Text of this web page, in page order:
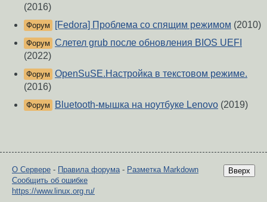
(2016)
Форум [Fedora] Проблема со спящим режимом (2010)
Форум Слетел grub после обновления BIOS UEFI
(2022)
Форум OpenSuSE.Настройка в текстовом режиме.
(2016)
Форум Bluetooth-мышка на ноутбуке Lenovo (2019)
Вверх
О Сервере - Правила форума- Разметка Markdown
Сообщить об ошибке
https://www.linux.org.ru/